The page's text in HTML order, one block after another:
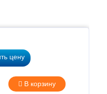
цену
В корзину